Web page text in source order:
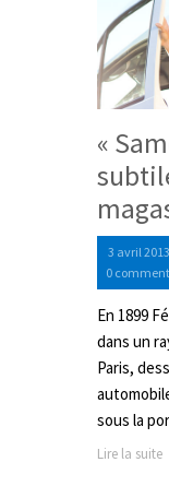
«
3 avril 2013
0
En 1899
dans un
Paris,
sous la
Lire la suite